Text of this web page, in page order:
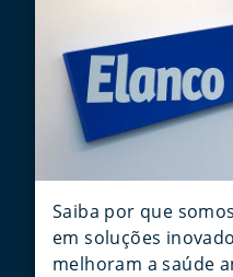
Saiba por que
em soluções
melhoram a saúde